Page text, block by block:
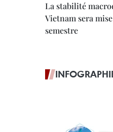
La stabilité
Vietnam sera
semestre